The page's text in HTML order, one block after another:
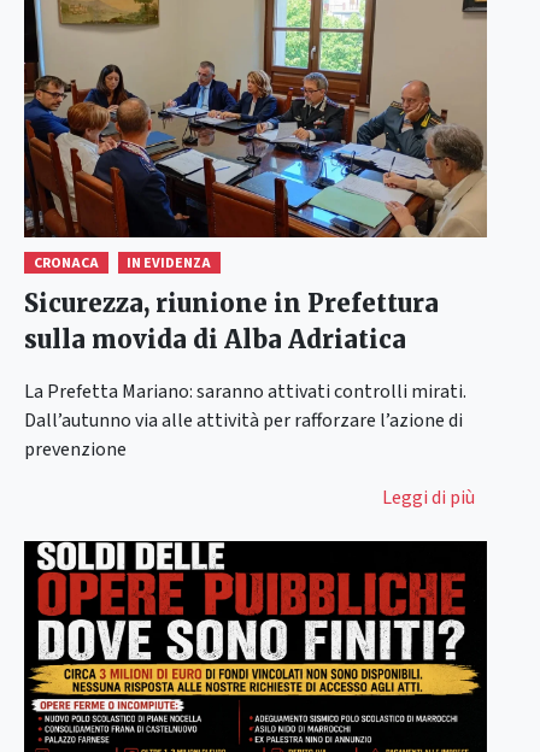
CRONACA IN EVIDENZA
Sicurezza, riunione in Prefettura
sulla movida di Alba Adriatica
La Prefetta Mariano: saranno attivati controlli mirati.
Dall’autunno via alle attività per rafforzare l’azione di
prevenzione
Leggi di più